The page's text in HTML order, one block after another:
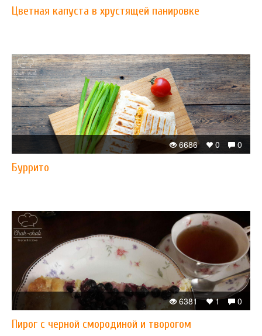
Цветная капуста в хрустящей панировке
0
0
6686
Буррито
0
1
6381
Пирог с черной смородиной и творогом